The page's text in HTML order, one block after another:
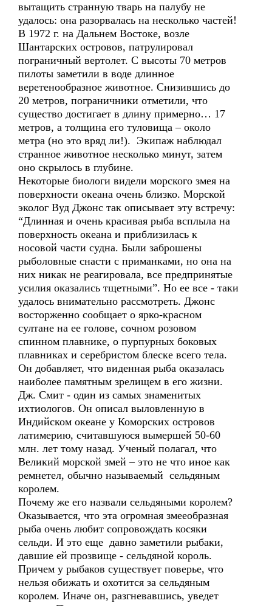
вытащить странную тварь на палубу не
удалось: она разорвалась на несколько частей!
В 1972 г. на Дальнем Востоке, возле
Шантарских островов, патрулировал
пограничный вертолет. С высоты 70 метров
пилоты заметили в воде длинное
веретенообразное животное. Снизившись до
20 метров, пограничники отметили, что
существо достигает в длину примерно… 17
метров, а толщина его туловища – около
метра (но это вряд ли!). Экипаж наблюдал
странное животное несколько минут, затем
оно скрылось в глубине.
Некоторые биологи видели морского змея на
поверхности океана очень близко. Морской
эколог Вуд Джонс так описывает эту встречу:
“Длинная и очень красивая рыба всплыла на
поверхность океана и приблизилась к
носовой части судна. Были заброшены
рыболовные снасти с приманками, но она на
них никак не реагировала, все предпринятые
усилия оказались тщетными”. Но ее все - таки
удалось внимательно рассмотреть. Джонс
восторженно сообщает о ярко-красном
султане на ее голове, сочном розовом
спинном плавнике, о пурпурных боковых
плавниках и серебристом блеске всего тела.
Он добавляет, что виденная рыба оказалась
наиболее памятным зрелищем в его жизни.
Дж. Смит - один из самых знаменитых
ихтиологов. Он описал выловленную в
Индийском океане у Коморских островов
латимерию, считавшуюся вымершей 50-60
млн. лет тому назад. Ученый полагал, что
Великий морской змей – это не что иное как
ремнетел, обычно называемый сельдяным
королем.
Почему же его назвали сельдяными королем?
Оказывается, что эта огромная змееобразная
рыба очень любит сопровождать косяки
сельди. И это еще давно заметили рыбаки,
давшие ей прозвище - сельдяной король.
Причем у рыбаков существует поверье, что
нельзя обижать и охотится за сельдяным
королем. Иначе он, разгневавшись, уведет